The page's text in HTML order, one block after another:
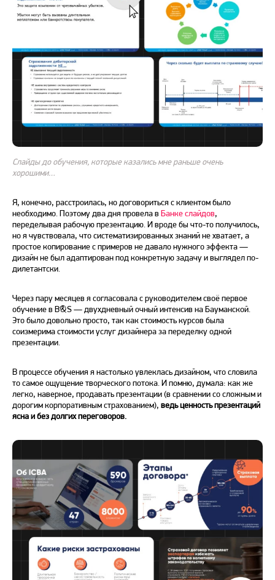
Слайды до обучения, которые казались мне раньше очень
хорошими…
Я, конечно, расстроилась, но договориться с клиентом было
необходимо. Поэтому два дня провела в Банке слайдов,
переделывая рабочую презентацию. И вроде бы что-то получилось,
но я чувствовала, что систематизированных знаний не хватает, а
простое копирование с примеров не давало нужного эффекта —
дизайн не был адаптирован под конкретную задачу и выглядел по-
дилетантски.
Через пару месяцев я согласовала с руководителем своё первое
обучение в B&S — двухдневный очный интенсив на Бауманской.
Это было довольно просто, так как стоимость курсов была
соизмерима стоимости услуг дизайнера за переделку одной
презентации.
В процессе обучения я настолько увлеклась дизайном, что словила
то самое ощущение творческого потока. И помню, думала: как же
легко, наверное, продавать презентации (в сравнении со сложным и
дорогим корпоративным страхованием), ведь ценность презентаций
ясна и без долгих переговоров.